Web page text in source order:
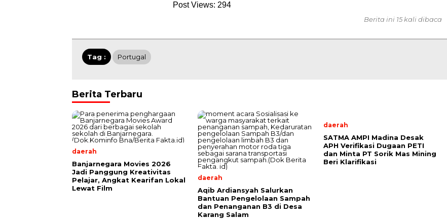
Post Views: 294
Berita ini 15 kali dibaca
Tag : Portugal
Berita Terbaru
daerah
Banjarnegara Movies 2026
Jadi Panggung Kreativitas
Pelajar, Angkat Kearifan Lokal
Lewat Film
daerah
Aqib Ardiansyah Salurkan
Bantuan Pengelolaan Sampah
dan Penanganan B3 di Desa
Karang Salam
daerah
SATMA AMPI Madina Desak
APH Verifikasi Dugaan PETI
dan Minta PT Sorik Mas Mining
Beri Klarifikasi